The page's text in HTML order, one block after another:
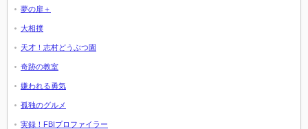
夢の扉＋
大相撲
天才！志村どうぶつ園
奇跡の教室
嫌われる勇気
孤独のグルメ
実録！FBIプロファイラー